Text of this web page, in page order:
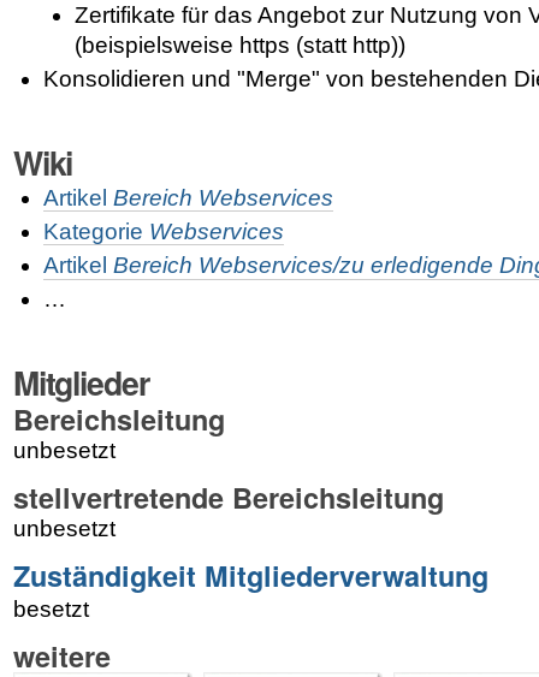
Zertifikate für das Angebot zur Nutzung von
(beispielsweise https (statt http))
Konsolidieren und "Merge" von bestehenden
Wiki
ArtikelBereich Webservices
Kategorie Webservices
ArtikelBereich Webservices/zu erledigende
…
Mitglieder
Bereichsleitung
unbesetzt
stellvertretende Bereichsleitung
unbesetzt
Zuständigkeit Mitgliederverwaltung
besetzt
weitere